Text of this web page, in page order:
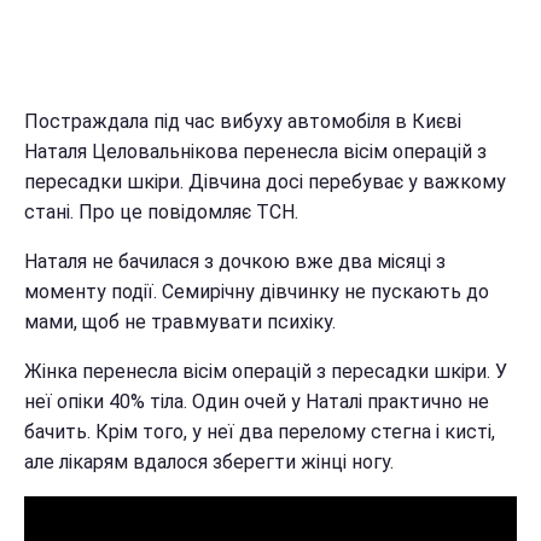
Постраждала під час вибуху автомобіля в Києві
Наталя Целовальнікова перенесла вісім операцій з
пересадки шкіри. Дівчина досі перебуває у важкому
стані. Про це повідомляє ТСН.
Наталя не бачилася з дочкою вже два місяці з
моменту події. Семирічну дівчинку не пускають до
мами, щоб не травмувати психіку.
Жінка перенесла вісім операцій з пересадки шкіри. У
неї опіки 40% тіла. Один очей у Наталі практично не
бачить. Крім того, у неї два перелому стегна і кисті,
але лікарям вдалося зберегти жінці ногу.